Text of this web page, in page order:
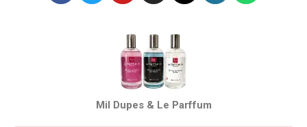
Mil Dupes & Le Parffum